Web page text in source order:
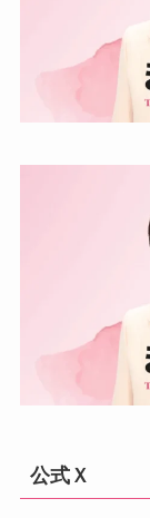
公式Ｘ